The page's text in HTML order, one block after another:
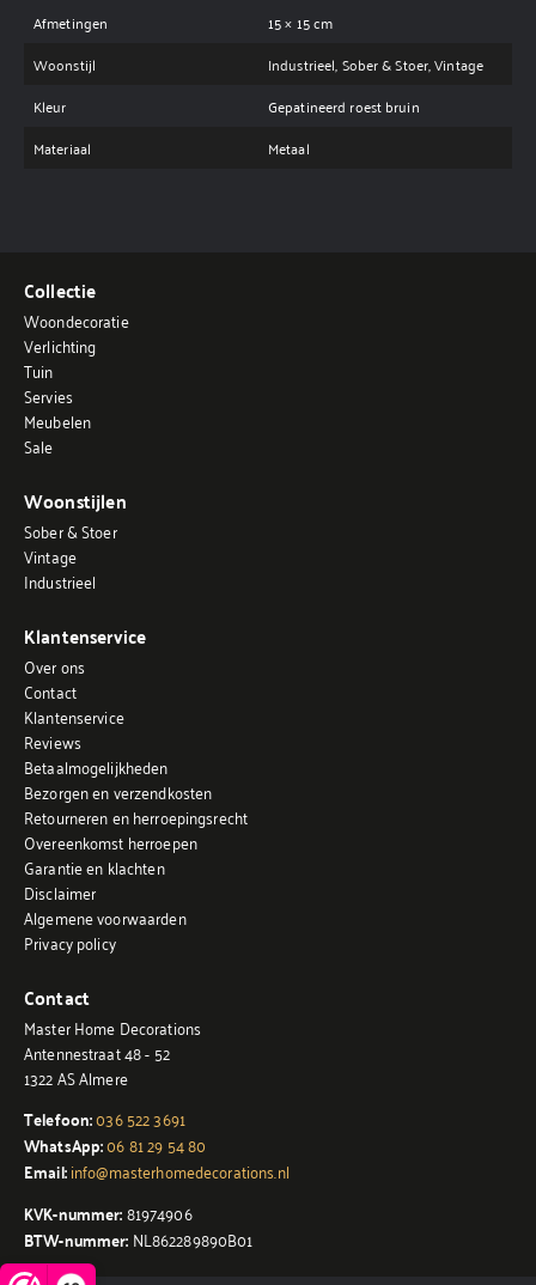
Afmetingen
15 × 15 cm
Woonstijl
Industrieel, Sober & Stoer, Vintage
Kleur
Gepatineerd roest bruin
Materiaal
Metaal
Collectie
Woondecoratie
Verlichting
Tuin
Servies
Meubelen
Sale
Woonstijlen
Sober & Stoer
Vintage
Industrieel
Klantenservice
Over ons
Contact
Klantenservice
Reviews
Betaalmogelijkheden
Bezorgen en verzendkosten
Retourneren en herroepingsrecht
Overeenkomst herroepen
Garantie en klachten
Disclaimer
Algemene voorwaarden
Privacy policy
Contact
Master Home Decorations
Antennestraat 48 - 52
1322 AS Almere
Telefoon:036 522 3691
WhatsApp:06 81 29 54 80
Email:info@masterhomedecorations.nl
KVK-nummer:81974906
BTW-nummer: NL862289890B01